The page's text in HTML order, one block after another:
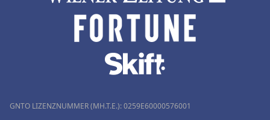
GNTO LIZENZNUMMER (MH.T.E.): 0259Ε60000576001